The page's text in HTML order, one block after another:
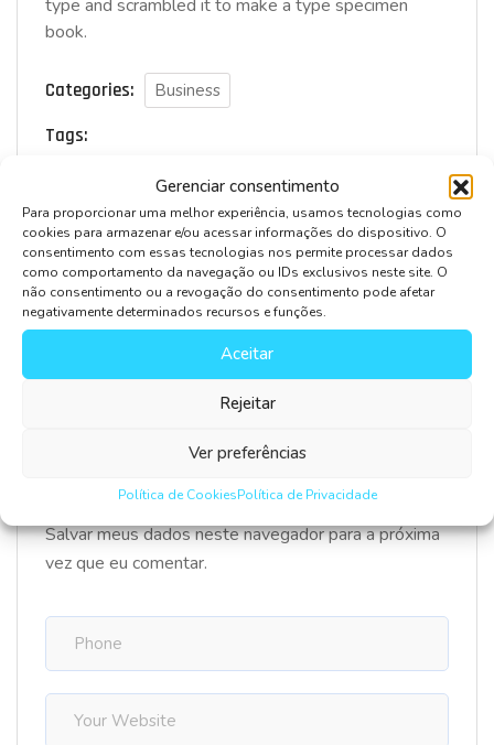
Gerenciar consentimento
Para proporcionar uma melhor experiência, usamos tecnologias como
cookies para armazenar e/ou acessar informações do dispositivo. O
consentimento com essas tecnologias nos permite processar dados
como comportamento da navegação ou IDs exclusivos neste site. O
não consentimento ou a revogação do consentimento pode afetar
negativamente determinados recursos e funções.
Aceitar
Rejeitar
Ver preferências
Política de CookiesPolítica de Privacidade
type and scrambled it to make a type specimen
book.
Categories: Business
Tags:
IOT Marketing Technology
Leave Comment
Salvar meus dados neste navegador para a próxima
vez que eu comentar.